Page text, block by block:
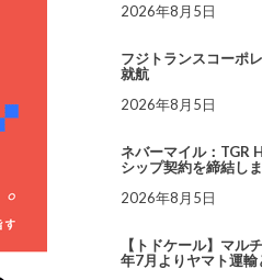
2026年8月5日
フジトランスコーポ
就航
2026年8月5日
ネバーマイル：TGR
シップ契約を締結し
2026年8月5日
【トドケール】マル
年7月よりヤマト運